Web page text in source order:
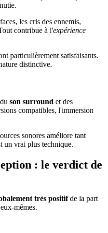
les cris des ennemis,
contribue à l'expérience
particulièrement satisfaisants.
distinctive.
son surround et des
compatibles, l'immersion
sonores améliore tant
un vrai plus technique.
: le verdict de
très positifde la part
mêmes.